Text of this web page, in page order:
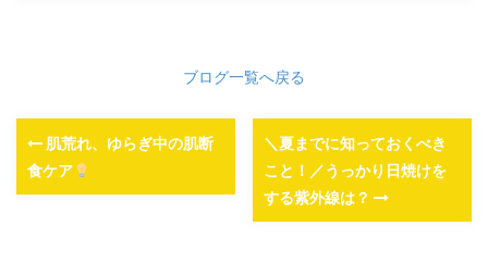
ブログ一覧へ戻る
肌荒れ、ゆらぎ中の肌断
食ケア
＼夏までに知っておくべき
こと！／うっかり日焼けを
する紫外線は？